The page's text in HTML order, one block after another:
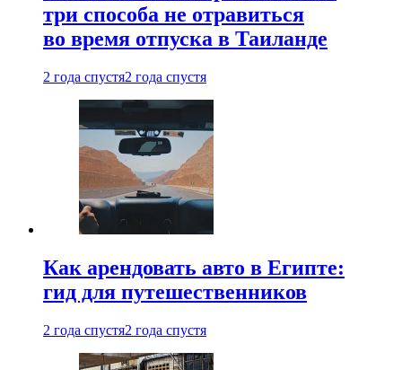
три способа не отравиться
во время отпуска в Таиланде
2 года спустя2 года спустя
Как арендовать авто в Египте:
гид для путешественников
2 года спустя2 года спустя